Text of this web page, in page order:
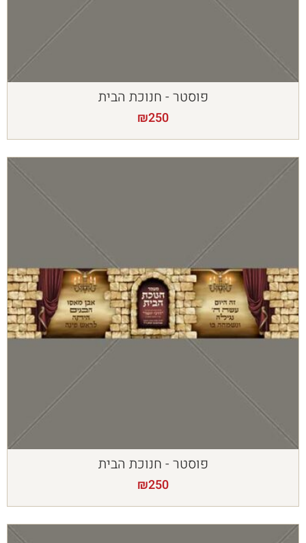
פוסטר - חנוכת הבית
₪250
פוסטר - חנוכת הבית
₪250